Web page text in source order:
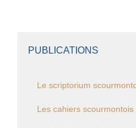
PUBLICATIONS
Le scriptorium
Les cahiers scourmontois